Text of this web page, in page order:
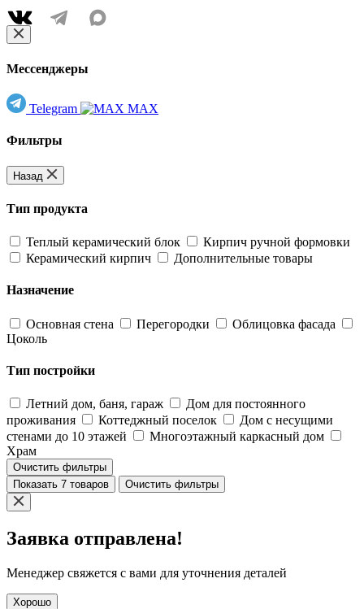
Мессенджеры
Telegram MAX
Фильтры
Назад
Тип продукта
Теплый керамический блок
Кирпич ручной формовки
Керамический кирпич
Дополнительные товары
Назначение
Основная стена Перегородки
Облицовка фасада
Цоколь
Тип постройки
Летний дом, баня, гараж
Дом для постоянного
проживания
Коттеджный поселок
Дом с несущими
стенами до 10 этажей
Многоэтажный каркасный дом
Храм
Очистить фильтры
Показать 7 товаров
Очистить фильтры
Заявка отправлена!
Менеджер свяжется с вами для уточнения деталей
Хорошо